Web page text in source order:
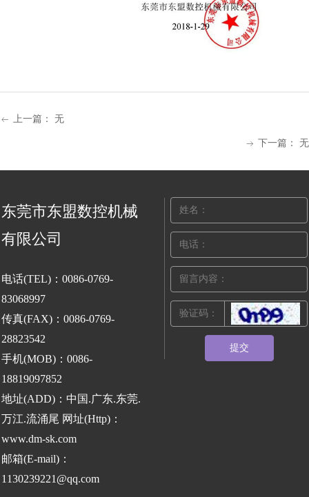
ꂃ 上一篇： 无
ꁹ 下一篇： 无
东莞市东盟数控机械
有限公司
电话(TEL)：0086-0769-
83068997
传真(FAX)：0086-0769-
28823542
手机(MOB)：0086-
18819097852
地址(ADD)：中国.广东.东莞.
万江.流涌尾 网址(Http)：
www.dm-sk.com
邮箱(E-mail)：
1130239221@qq.com
提交